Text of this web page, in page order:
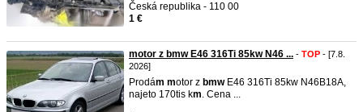
Česká republika - 110 00
1 €
motor z bmw E46 316Ti 85kw N46 ... - TOP - [7.8.
2026]
Prodám motor z bmwE46 316Ti 85kw N46B18A,
najeto 170tis km. Cena ...